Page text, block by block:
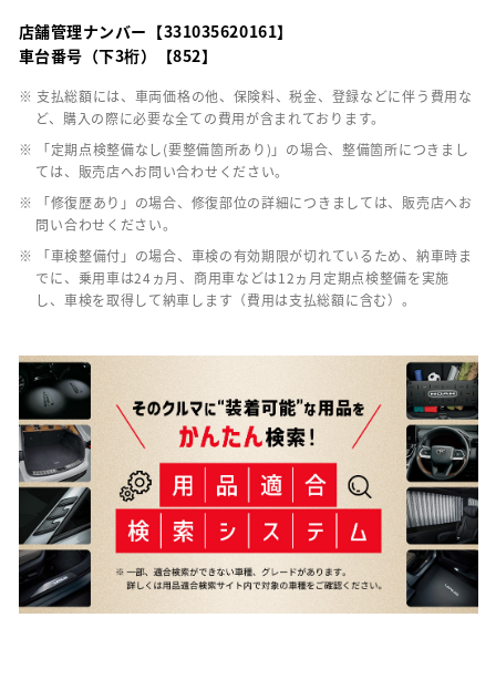
店舗管理ナンバー【331035620161】
車台番号（下3桁）【852】
※ 支払総額には、車両価格の他、保険料、税金、登録などに伴う費用な
ど、購入の際に必要な全ての費用が含まれております。
※ 「定期点検整備なし(要整備箇所あり)」の場合、整備箇所につきまし
ては、販売店へお問い合わせください。
※ 「修復歴あり」の場合、修復部位の詳細につきましては、販売店へお
問い合わせください。
※ 「車検整備付」の場合、車検の有効期限が切れているため、納車時ま
でに、乗用車は24ヵ月、商用車などは12ヵ月定期点検整備を実施
し、車検を取得して納車します（費用は支払総額に含む）。